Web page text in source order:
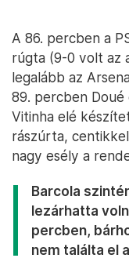
A 86. percben a
rúgta (9-0 volt az
legalább az
89. percben
Vitinha elé
rászúrta,
nagy esély a
Barcola
lezárhatta
percben,
nem találta el